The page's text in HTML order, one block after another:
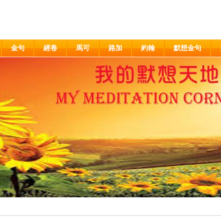
金句 經卷 馬可 路加 約翰 默想金句